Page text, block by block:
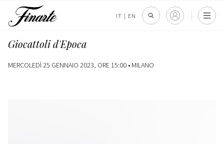
IT | EN
Giocattoli d'Epoca
MERCOLEDÌ 25 GENNAIO 2023, ORE 15:00 • MILANO